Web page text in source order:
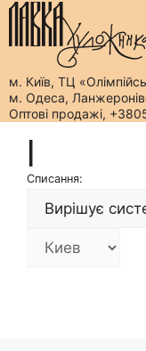
м. Київ, ТЦ
м. Одеса,
Оптові продажі,
вмістуСписання: